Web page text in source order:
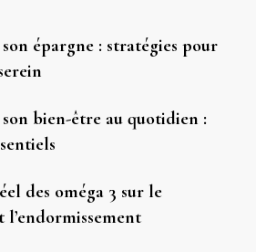
épargne : stratégies pour
bien-être au quotidien :
des oméga 3 sur le
l’endormissement